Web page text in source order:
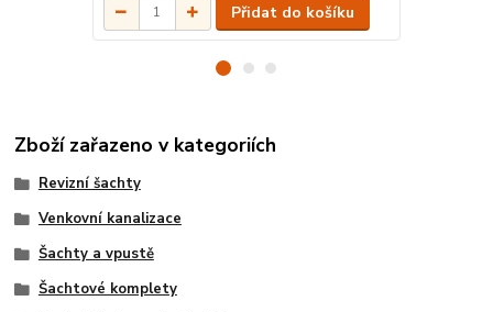
Přidat do košíku
Zboží zařazeno v kategoriích
Revizní šachty
Venkovní kanalizace
Šachty a vpustě
Šachtové komplety